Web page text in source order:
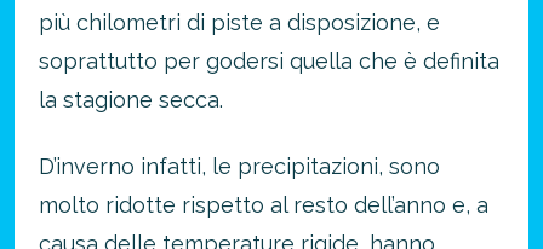
più chilometri di piste a disposizione, e
soprattutto per godersi quella che è definita
la stagione secca.
D’inverno infatti, le precipitazioni, sono
molto ridotte rispetto al resto dell’anno e, a
causa delle temperature rigide, hanno